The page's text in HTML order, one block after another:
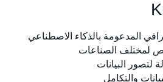
المدعومة بالذكاء الاصطناعي
لمختلف الصناعات
لتصور البيانات
والتكامل